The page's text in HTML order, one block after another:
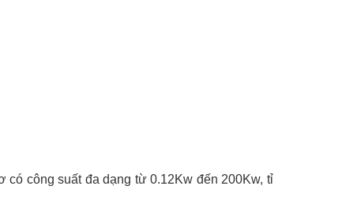
có công suất đa dạng từ 0.12Kw đến 200Kw, tỉ